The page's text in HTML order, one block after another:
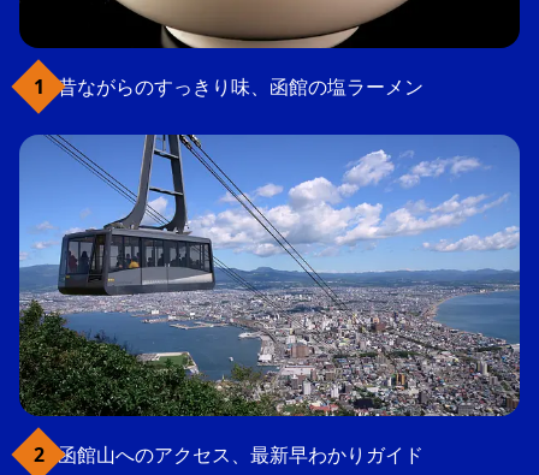
昔ながらのすっきり味、函館の塩ラーメン
函館山へのアクセス、最新早わかりガイド